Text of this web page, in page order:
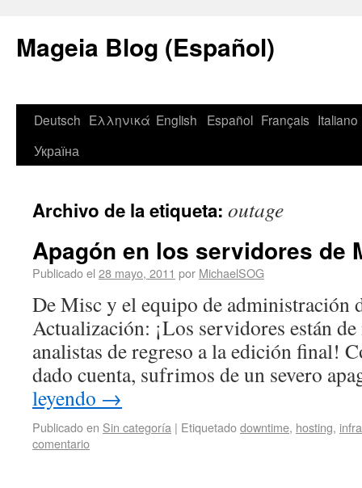
Mageia Blog (Español)
Deutsch Ελληνικά English Español Français Italiano
Україна
Archivo de la etiqueta: outage
Apagón en los servidores de
Publicado el 28 mayo, 2011 por MichaelSOG
De Misc y el equipo de administración
Actualización: ¡Los servidores están
analistas de regreso a la edición final!
dado cuenta, sufrimos de un severo
leyendo →
Publicado en Sin categoría | Etiquetadodowntime, hosting,
comentario